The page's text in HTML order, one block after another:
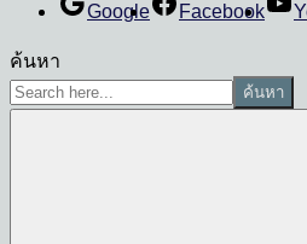
Google Facebook
ค้นหา
ค้นหา